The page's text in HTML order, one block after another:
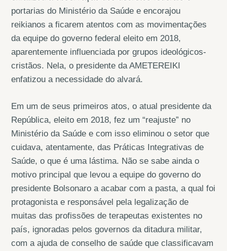
portarias do Ministério da Saúde e encorajou
reikianos a ficarem atentos com as movimentações
da equipe do governo federal eleito em 2018,
aparentemente influenciada por grupos ideológicos-
cristãos. Nela, o presidente da AMETEREIKI
enfatizou a necessidade do alvará.
Em um de seus primeiros atos, o atual presidente da
República, eleito em 2018, fez um “reajuste” no
Ministério da Saúde e com isso eliminou o setor que
cuidava, atentamente, das Práticas Integrativas de
Saúde, o que é uma lástima. Não se sabe ainda o
motivo principal que levou a equipe do governo do
presidente Bolsonaro a acabar com a pasta, a qual foi
protagonista e responsável pela legalização de
muitas das profissões de terapeutas existentes no
país, ignoradas pelos governos da ditadura militar,
com a ajuda de conselho de saúde que classificavam